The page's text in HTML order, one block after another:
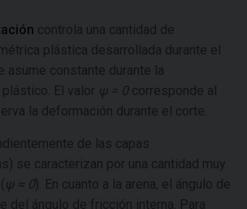
controla una cantidad de
plástica desarrollada durante el
asume constante durante la
El valor ψ = 0corresponde al
la deformación durante el corte.
de las capas
se caracterizan por una cantidad muy
ψ ≈ 0). En cuanto a la arena, el ángulo de
del ángulo de fricción interna. Para